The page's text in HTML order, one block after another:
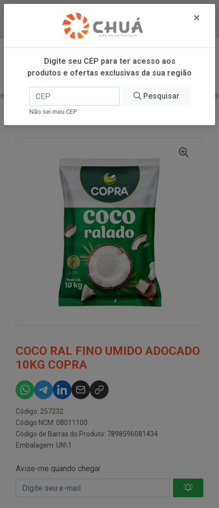
Baixe já nosso APP
0
INÍCIO
COPRA ALIMENTOS
COCO RAL FINO UMIDO ADOCADO
10KG COPRA
Código: 257232
Código NCM: 08011100
Código de Barras do Produto: 7898596081434
Embalagem: UN\1
Avise-me quando chegar
×
Digite seu CEP para ter acesso aos
produtos e ofertas exclusivas da sua região
Pesquisar
Não sei meu CEP